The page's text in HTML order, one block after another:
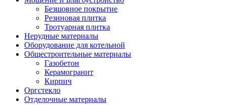
Безшовное покрытие
Резиновая плитка
Тротуарная плитка
Нерудные материалы
Оборудование для котельной
Общестроительные материалы
Газобетон
Керамогранит
Кирпич
Оргстекло
Отделочные материалы